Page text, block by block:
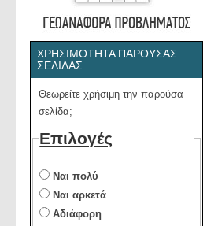
ΧΡΗΣΙΜΌΤΗΤΑ ΠΑΡΟΎΣΑΣ
ΣΕΛΊΔΑΣ.
Θεωρείτε χρήσιμη την παρούσα
σελίδα;
Επιλογές
Ναι πολύ
Ναι αρκετά
Αδιάφορη